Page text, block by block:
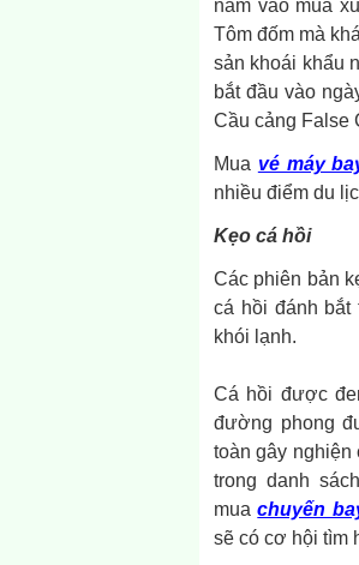
năm vào mùa
Tôm đốm mà
sản khoái khẩu
bắt đầu vào
Cầu cảng False
Mua vé máy
nhiều điểm du
Kẹo cá hồi
Các phiên bản
cá hồi đánh
khói lạnh.
Cá hồi được
đường phong
toàn gây
trong danh
muachuyến
sẽ có cơ hội tìm